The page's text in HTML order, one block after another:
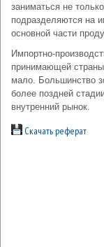
заниматься не
подразделяются на
основной части
Импортно-
принимающей
мало. Большинство
более поздней
внутренний рынок.
Скачать реферат